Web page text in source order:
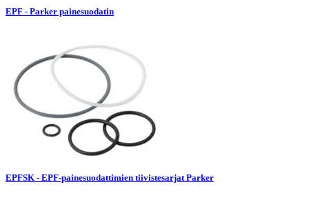
EPF - Parker painesuodatin
EPFSK - EPF-painesuodattimien tiivistesarjat Parker